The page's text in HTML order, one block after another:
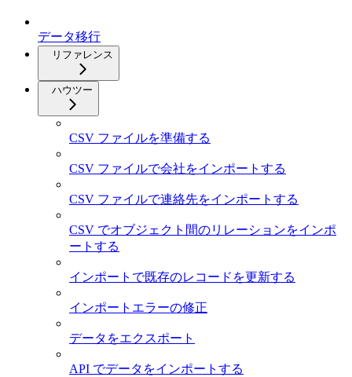
データ移行
リファレンス
ハウツー
CSV ファイルを準備する
CSV ファイルで会社をインポートする
CSV ファイルで連絡先をインポートする
CSV でオブジェクト間のリレーションをインポ
ートする
インポートで既存のレコードを更新する
インポートエラーの修正
データをエクスポート
API でデータをインポートする